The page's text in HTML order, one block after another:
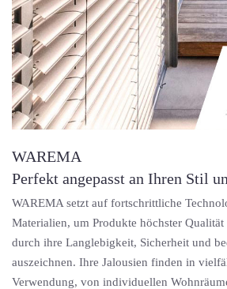
WAREMA
Perfekt angepasst an Ihren Stil
WAREMA setzt auf fortschrittliche
Materialien, um Produkte höchster
durch ihre Langlebigkeit, Sicherheit und
auszeichnen. Ihre Jalousien finden in
Verwendung, von individuellen